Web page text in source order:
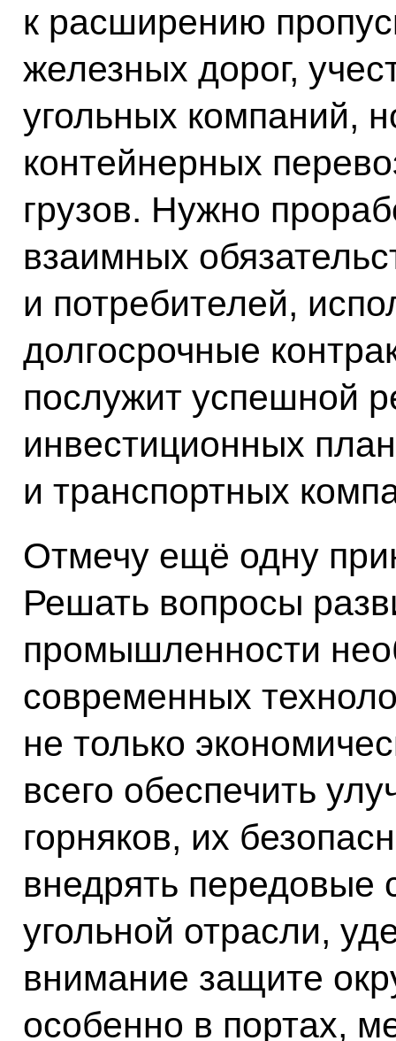
к расширению
железных дорог,
угольных компаний,
контейнерных
грузов. Нужно
взаимных
и потребителей,
долгосрочные
послужит успешной
инвестиционных
и транспортных
Отмечу ещё одну
Решать вопросы
промышленности
современных
не только
всего обеспечить
горняков, их
внедрять передовые
угольной отрасли,
внимание защите
особенно в портах,